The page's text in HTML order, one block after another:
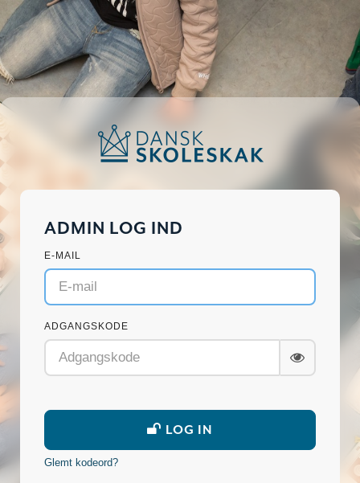
ADMIN LOG IND
E-MAIL
ADGANGSKODE
LOG IN
Glemt kodeord?